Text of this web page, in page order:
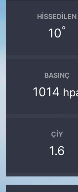
HISSEDILEN
10°
BASINÇ
1014
ÇIY
1.6